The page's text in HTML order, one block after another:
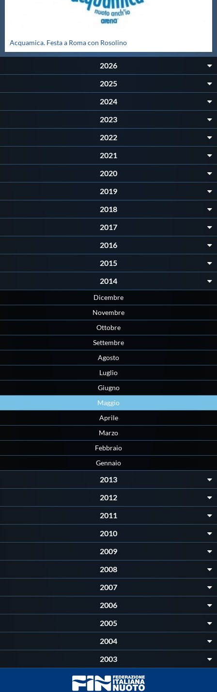
Acquamica. Festa a Roma con Rosolino
2026
2025
2024
2023
2022
2021
2020
2019
2018
2017
2016
2015
2014
Dicembre
Novembre
Ottobre
Settembre
Agosto
Luglio
Giugno
Maggio
Aprile
Marzo
Febbraio
Gennaio
2013
2012
2011
2010
2009
2008
2007
2006
2005
2004
2003